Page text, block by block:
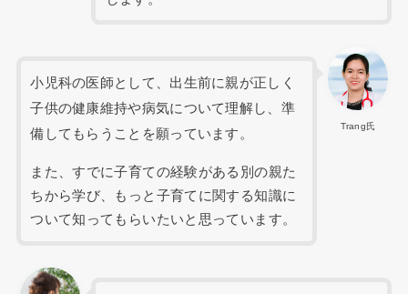
Trang氏
小児科の医師として、出生前に親が正しく
子供の健康維持や病気について理解し、準
備してもらうことを願っています。
また、すでに子育ての経験がある別の親た
ちから学び、もっと子育てに関する知識に
ついて知ってもらいたいと思っています。